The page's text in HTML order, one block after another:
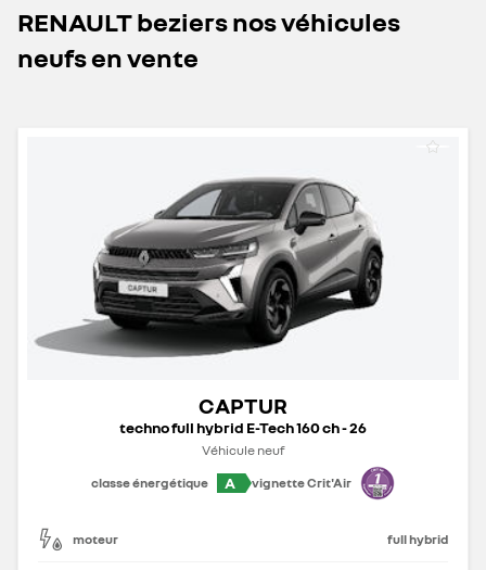
RENAULT beziers nos véhicules
neufs en vente
CAPTUR
techno full hybrid E-Tech 160 ch - 26
Véhicule neuf
classe énergétique
A vignette Crit'Air
moteur full hybrid